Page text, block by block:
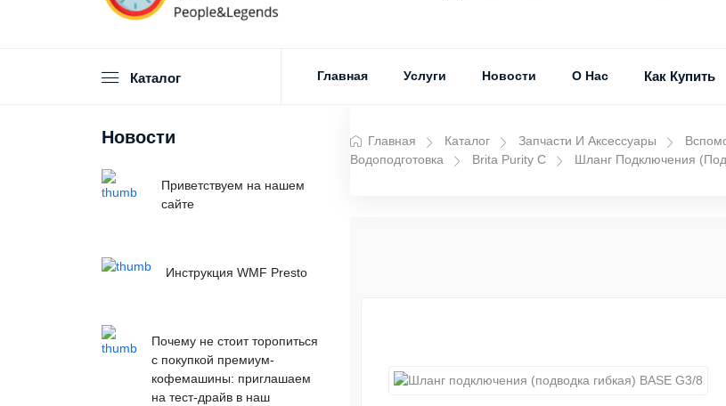
Каталог Главная Услуги Новости О Нас Как Купить
Новости
Приветствуем на нашем
сайте
Инструкция WMF Presto
Почему не стоит торопиться
с покупкой премиум-
кофемашины: приглашаем
на тест-драйв в наш
Главная Каталог Запчасти И Аксессуары
Водоподготовка
Brita Purity C Шланг Подключения